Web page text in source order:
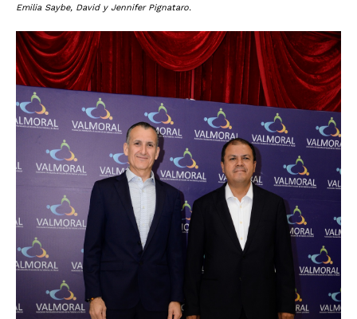
Emilia Saybe, David y Jennifer Pignataro.